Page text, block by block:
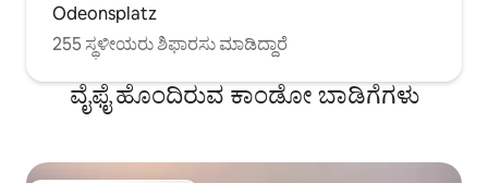
Odeonsplatz
255 ಸ್ಥಳೀಯರು ಶಿಫಾರಸು ಮಾಡಿದ್ದಾರೆ
ವೈಫೈ ಹೊಂದಿರುವ ಕಾಂಡೋ ಬಾಡಿಗೆಗಳು